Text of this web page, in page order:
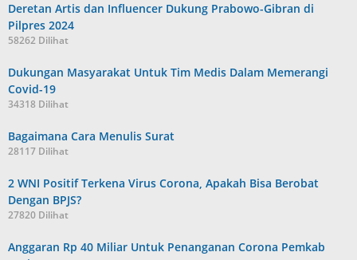
Deretan Artis dan Influencer Dukung Prabowo-Gibran di
Pilpres 2024
58262 Dilihat
Dukungan Masyarakat Untuk Tim Medis Dalam Memerangi
Covid-19
34318 Dilihat
Bagaimana Cara Menulis Surat
28117 Dilihat
2 WNI Positif Terkena Virus Corona, Apakah Bisa Berobat
Dengan BPJS?
27820 Dilihat
Anggaran Rp 40 Miliar Untuk Penanganan Corona Pemkab